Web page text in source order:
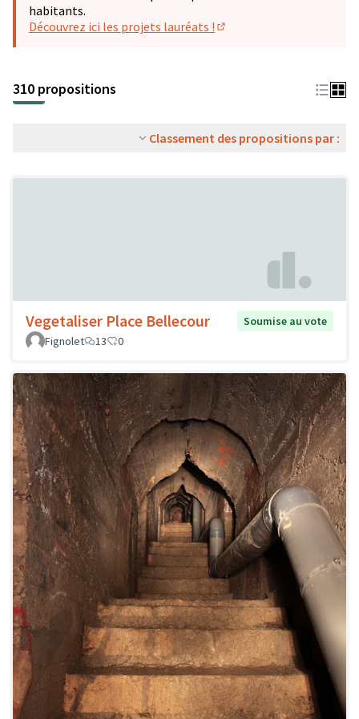
habitants.
Découvrez ici les projets lauréats !
310 propositions
Classement des propositions par :
Vegetaliser Place Bellecour
Soumise au vote
Fignolet
13 0